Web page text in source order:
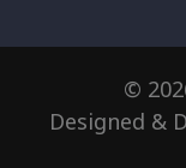
©
Designed &